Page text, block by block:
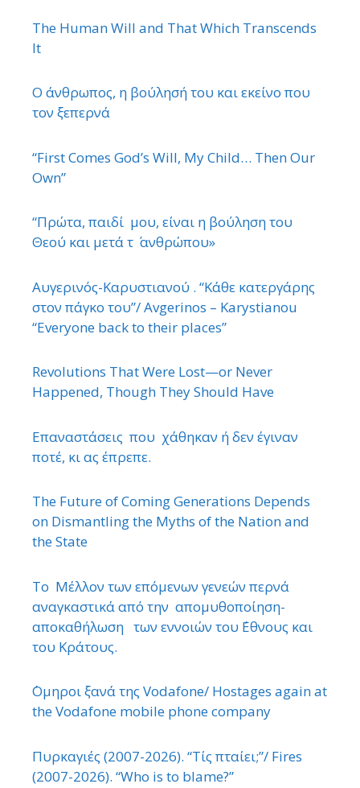
The Human Will and That Which Transcends
It
Ο άνθρωπος, η βούλησή του και εκείνο που
τον ξεπερνά
“First Comes God’s Will, My Child… Then Our
Own”
“Πρώτα, παιδί μου, είναι η βούληση του
Θεού και μετά τ ΄ ανθρώπου»
Αυγερινός-Καρυστιανού . “Κάθε κατεργάρης
στον πάγκο του”/ Avgerinos – Karystianou
“Εveryone back to their places”
Revolutions That Were Lost—or Never
Happened, Though They Should Have
Επαναστάσεις που χάθηκαν ή δεν έγιναν
ποτέ, κι ας έπρεπε.
The Future of Coming Generations Depends
on Dismantling the Myths of the Nation and
the State
Το Μέλλον των επόμενων γενεών περνά
αναγκαστικά από την απομυθοποίηση-
αποκαθήλωση των εννοιών του ΄Εθνους και
του Κράτους.
΄Ομηροι ξανά της Vodafone/ Hostages again at
the Vodafone mobile phone company
Πυρκαγιές (2007-2026). “Τίς πταίει;”/ Fires
(2007-2026). “Who is to blame?”